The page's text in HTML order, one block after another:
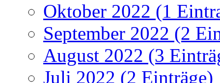
Oktober 2022 (1
September 2022 (2
August 2022 (3
Juli 2022 (2 Einträge)